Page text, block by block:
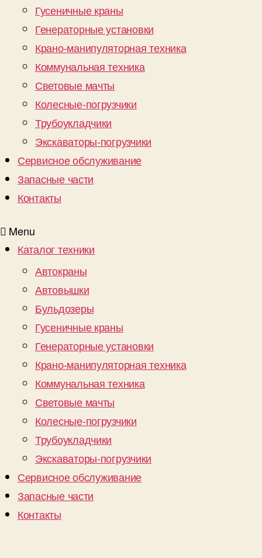
Гусеничные краны
Генераторные установки
Крано-манипуляторная техника
Коммунальная техника
Световые мачты
Колесные-погрузчики
Трубоукладчики
Экскаваторы-погрузчики
Сервисное обслуживание
Запасные части
Контакты
Menu
Каталог техники
Автокраны
Автовышки
Бульдозеры
Гусеничные краны
Генераторные установки
Крано-манипуляторная техника
Коммунальная техника
Световые мачты
Колесные-погрузчики
Трубоукладчики
Экскаваторы-погрузчики
Сервисное обслуживание
Запасные части
Контакты